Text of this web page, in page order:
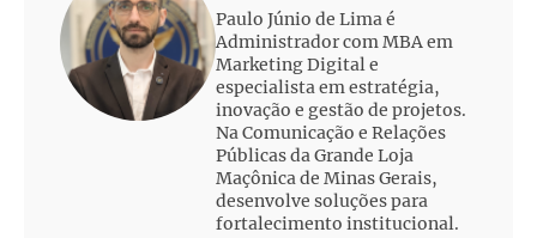
Paulo Júnio de Lima é
Administrador com MBA em
Marketing Digital e
especialista em estratégia,
inovação e gestão de projetos.
Na Comunicação e Relações
Públicas da Grande Loja
Maçônica de Minas Gerais,
desenvolve soluções para
fortalecimento institucional.